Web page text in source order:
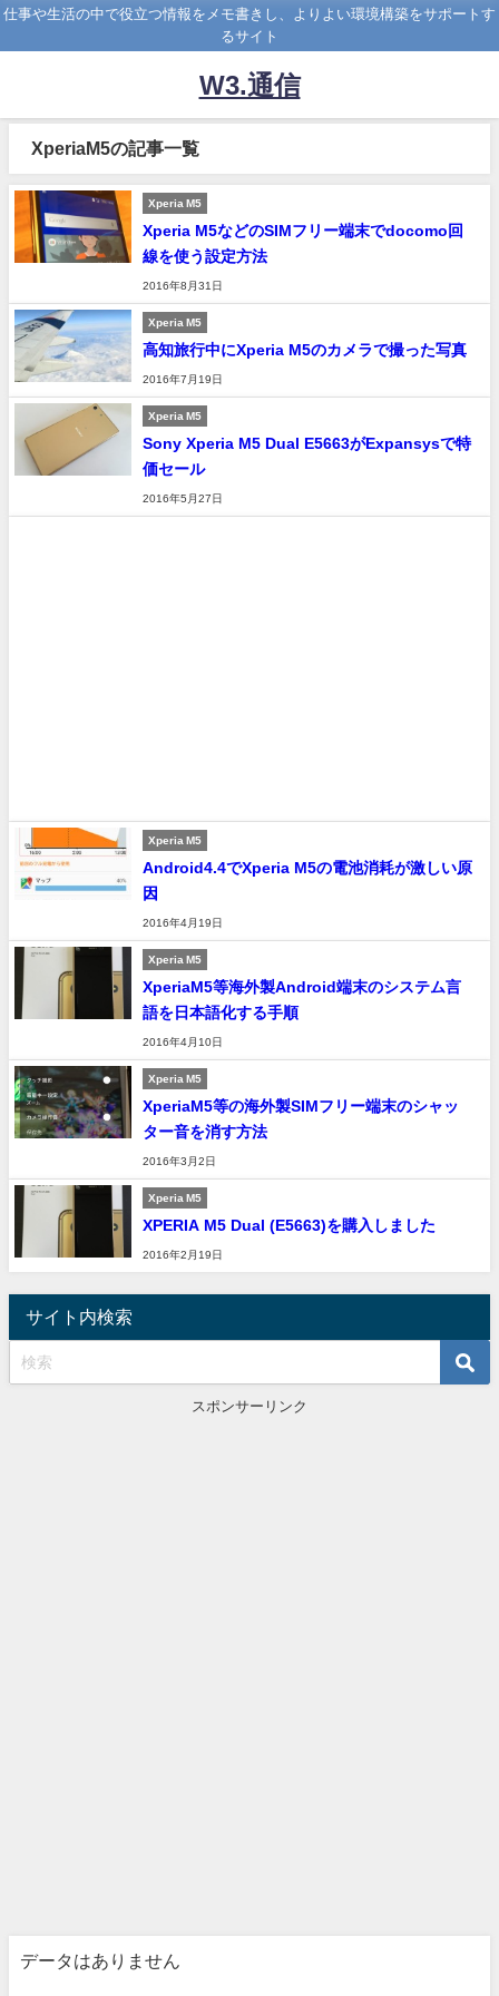
仕事や生活の中で役立つ情報をメモ書きし、よりよい環境構築をサポートす
るサイト
W3.通信
XperiaM5の記事一覧
Xperia M5
Xperia M5などのSIMフリー端末でdocomo回
線を使う設定方法
2016年8月31日
Xperia M5
高知旅行中にXperia M5のカメラで撮った写真
2016年7月19日
Xperia M5
Sony Xperia M5 Dual E5663がExpansysで特
価セール
2016年5月27日
Xperia M5
Android4.4でXperia M5の電池消耗が激しい原
因
2016年4月19日
Xperia M5
XperiaM5等海外製Android端末のシステム言
語を日本語化する手順
2016年4月10日
Xperia M5
XperiaM5等の海外製SIMフリー端末のシャッ
ター音を消す方法
2016年3月2日
Xperia M5
XPERIA M5 Dual (E5663)を購入しました
2016年2月19日
サイト内検索
スポンサーリンク
データはありません